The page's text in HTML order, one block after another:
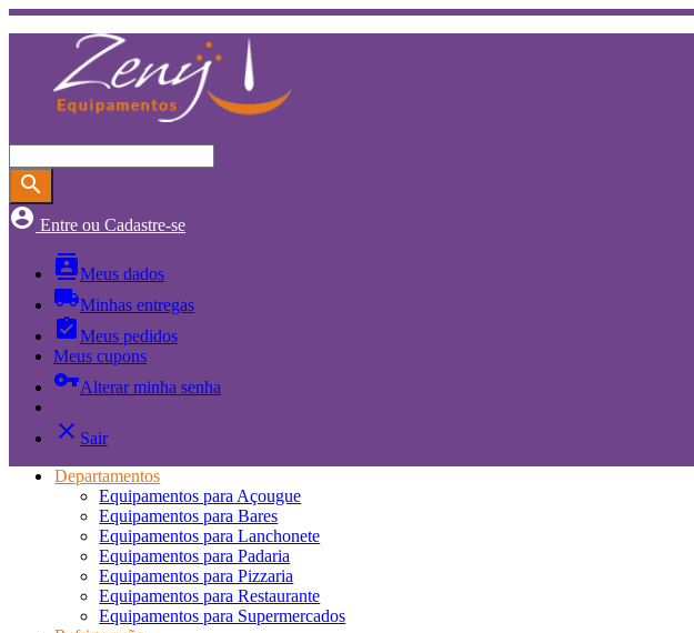
search
account_circle Entre ou Cadastre-se
contactsMeus dados
local_shippingMinhas entregas
assignment_turned_inMeus pedidos
Meus cupons
vpn_keyAlterar minha senha
close Sair
Departamentos
Equipamentos para Açougue
Equipamentos para Bares
Equipamentos para Lanchonete
Equipamentos para Padaria
Equipamentos para Pizzaria
Equipamentos para Restaurante
Equipamentos para Supermercados